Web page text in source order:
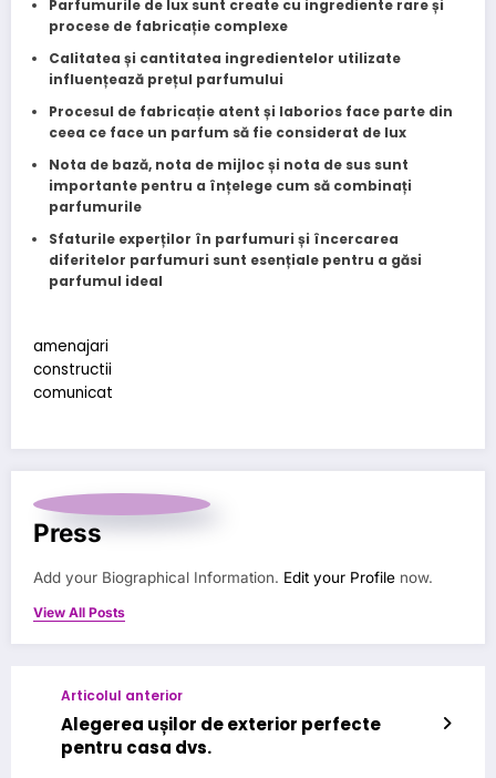
Parfumurile de lux sunt create cu ingrediente rare și
procese de fabricație complexe
Calitatea și cantitatea ingredientelor utilizate
influențează prețul parfumului
Procesul de fabricație atent și laborios face parte din
ceea ce face un parfum să fie considerat de lux
Nota de bază, nota de mijloc și nota de sus sunt
importante pentru a înțelege cum să combinați
parfumurile
Sfaturile experților în parfumuri și încercarea
diferitelor parfumuri sunt esențiale pentru a găsi
parfumul ideal
amenajari
constructii
comunicat
Press
Add your Biographical Information. Edit your Profile now.
View All Posts
Articolul anterior
Alegerea ușilor de exterior perfecte
pentru casa dvs.